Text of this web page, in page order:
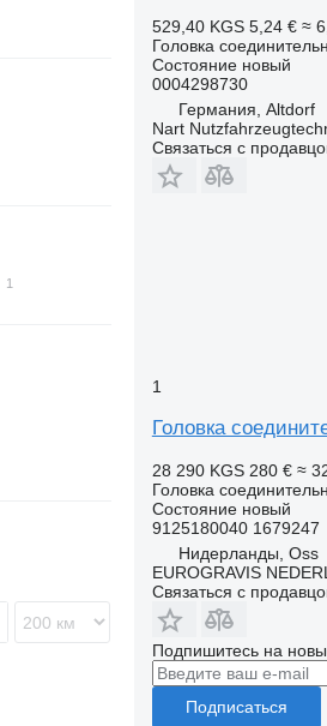
529,40 KGS 5,24 € ≈
Головка
Состояниеновый
0004298730
Германия, Altdorf
Nart
Связаться с
1
Головка
28 290 KGS 280 € ≈
Головка
Состояниеновый
9125180040 1679247
Нидерланды, Oss
EUROGRAVIS
Связаться с
Подпишитесь на
Подписаться